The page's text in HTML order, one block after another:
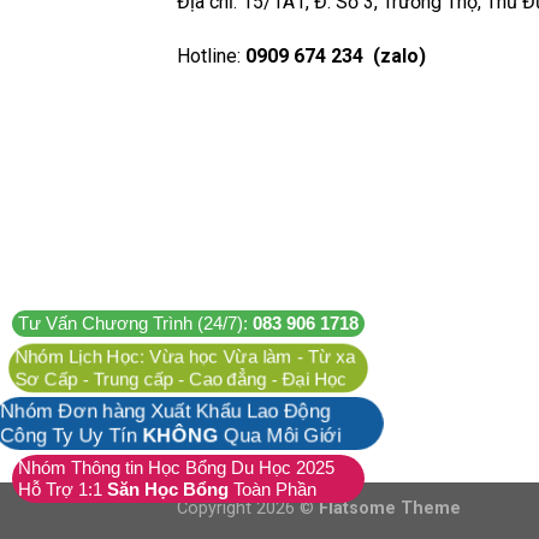
Hotline: 0909 674 234 (zalo)
Copyright 2026 ©Flatsome Theme
Tư Vấn Chương Trình (24/7): 083 906 1718
Nhóm Lịch Học: Vừa học Vừa làm - Từ xa
Sơ Cấp - Trung cấp - Cao đẳng - Đại Học
Đơn hàng Xuất Khẩu Lao Động
Ty Uy Tín KHÔNG Qua Môi Giới
Nhóm Thông tin Học Bổng Du Học 2025
Hỗ Trợ 1:1 Săn Học Bổng Toàn Phần